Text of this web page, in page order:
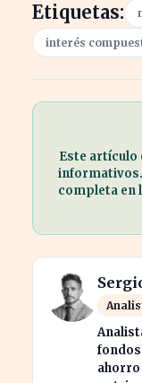
Etiquetas:
interés
Este artículo
completa en